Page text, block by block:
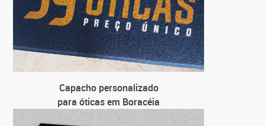
Capacho personalizado
para óticas em Boracéia